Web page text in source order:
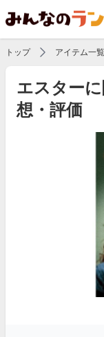
トップ アイテム一覧
エスター
想・評価